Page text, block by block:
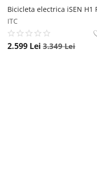
ITC
2.599 Lei 3.349Lei